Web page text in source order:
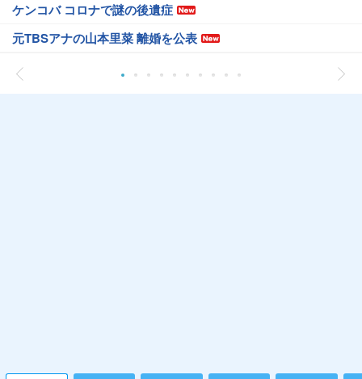
ケンコバ コロナで謎の後遺症
元TBSアナの山本里菜 離婚を公表